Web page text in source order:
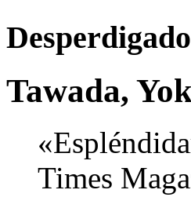
Tawada,
Times